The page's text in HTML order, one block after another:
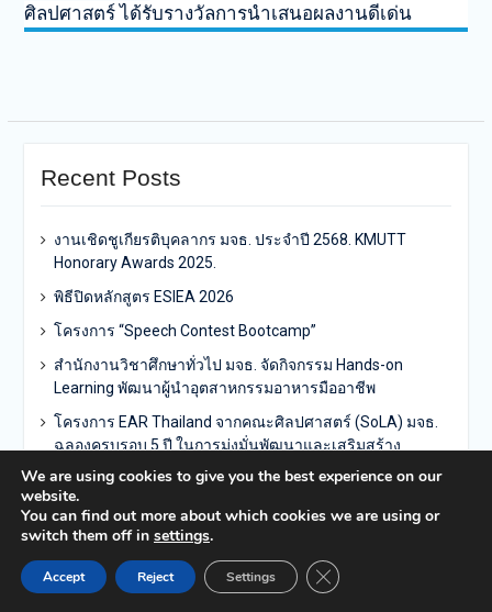
ศิลปศาสตร์ ได้รับรางวัลการนำเสนอผลงานดีเด่น
Recent Posts
งานเชิดชูเกียรติบุคลากร มจธ. ประจำปี 2568. KMUTT
Honorary Awards 2025.
พิธีปิดหลักสูตร ESIEA 2026
โครงการ “Speech Contest Bootcamp”
สำนักงานวิชาศึกษาทั่วไป มจธ. จัดกิจกรรม Hands-on
Learning พัฒนาผู้นำอุตสาหกรรมอาหารมืออาชีพ
โครงการ EAR Thailand จากคณะศิลปศาสตร์ (SoLA) มจธ.
ฉลองครบรอบ 5 ปี ในการมุ่งมั่นพัฒนาและเสริมสร้าง
ศักยภาพคุณครูทั่วประเทศ
We are using cookies to give you the best experience on our
website.
You can find out more about which cookies we are using or
switch them off in settings.
Accept Reject Settings Close GDPR Cookie